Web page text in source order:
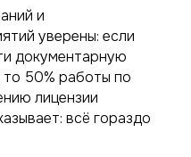
и
уверены: если
документарную
50% работы по
лицензии
всё гораздо